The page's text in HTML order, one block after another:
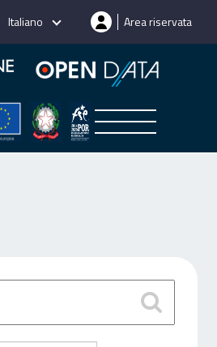
Italiano Area riservata